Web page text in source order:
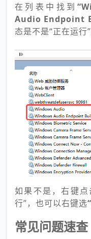
在列表中找到
Audio Endpoint
态是不是“正在运行”
如果不是，右键点
行”，也可以右键选
常见问题速查